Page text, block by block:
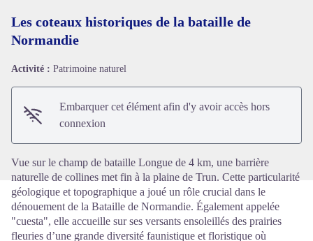
Les coteaux historiques de la bataille de
Normandie
Activité : Patrimoine naturel
Embarquer cet élément afin d'y avoir accès hors
connexion
Vue sur le champ de bataille Longue de 4 km, une barrière
naturelle de collines met fin à la plaine de Trun. Cette particularité
géologique et topographique a joué un rôle crucial dans le
dénouement de la Bataille de Normandie. Également appelée
"cuesta", elle accueille sur ses versants ensoleillés des prairies
fleuries d’une grande diversité faunistique et floristique où